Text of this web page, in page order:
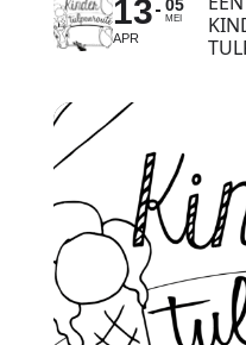
13
APR
05
MEI